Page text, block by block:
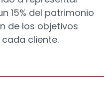
15% del patrimonio
de los objetivos
cliente.